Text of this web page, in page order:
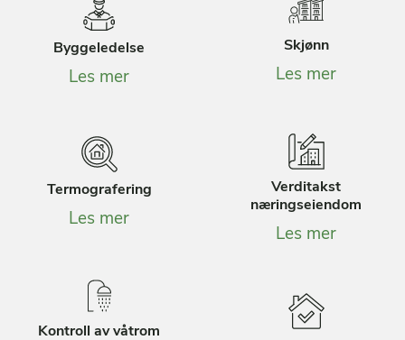
Skjønn
Les mer
Byggeledelse
Les mer
Verditakst
næringseiendom
Les mer
Termografering
Les mer
Kontroll av våtrom